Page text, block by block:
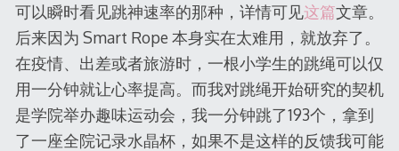
可以瞬时看见跳神速率的那种，详情可见这篇文章。
后来因为 Smart Rope 本身实在太难用，就放弃了。
在疫情、出差或者旅游时，一根小学生的跳绳可以仅
用一分钟就让心率提高。而我对跳绳开始研究的契机
是学院举办趣味运动会，我一分钟跳了193个，拿到
了一座全院记录水晶杯，如果不是这样的反馈我可能